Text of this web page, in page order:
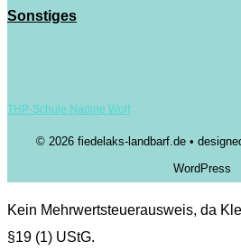
Sonstiges
THP-Schule Nadine Wolf
© 2026 fiedelaks-landbarf.de •
WordPress
Kein Mehrwertsteuerausweis, da
§19 (1) UStG.